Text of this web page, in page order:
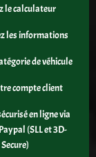
le calculateur
les informations
de véhicule
compte client
en ligne via
(SLL et 3D-
Secure)